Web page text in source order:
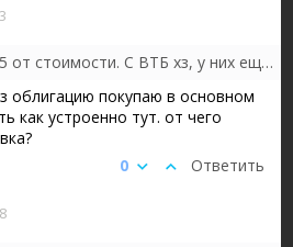
Максим, у Сбера 0,0005 от стоимости. С ВТБ хз, у них еще вроде депозитарная надбавка
облигацию покупаю в основном
как устроенно тут. от чего
Ответить
0